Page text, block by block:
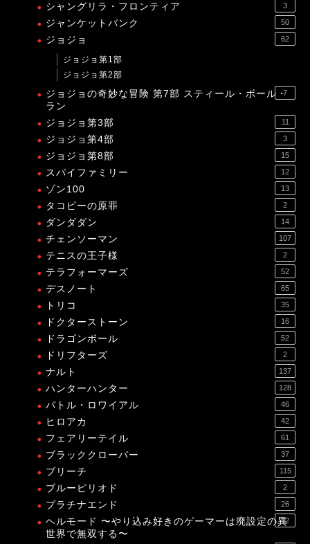
シャングリラ・フロンティア 3
ジャンケットバンク 50
ジョジョ 62
ジョジョ第1部
ジョジョ第2部
ジョジョの奇妙な冒険 第7部 スティール・ボール・
ラン
7
ジョジョ第3部 11
ジョジョ第4部 3
ジョジョ第8部 15
スパイファミリー 12
ゾン100 13
タコピーの原罪 2
ダンダダン 14
チェンソーマン 107
テニスの王子様 2
テラフォーマーズ 52
デスノート 65
トリコ 35
ドクターストーン 16
ドラゴンボール 52
ドリフターズ 2
ナルト 137
ハンターハンター 128
バトル・ロワイアル 46
ヒロアカ 42
フェアリーテイル 61
ブラッククローバー 37
ブリーチ 115
ブルーピリオド 2
プラチナエンド 26
ヘルモード 〜やり込み好きのゲーマーは廃設定の異
世界で無双する〜
12